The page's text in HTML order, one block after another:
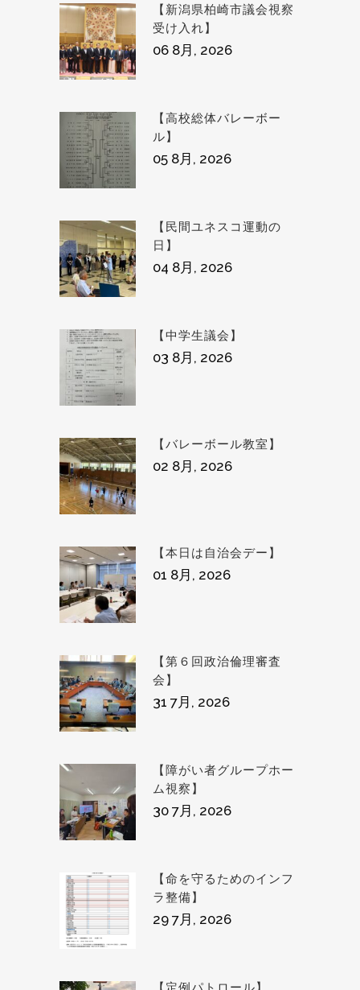
【新潟県柏崎市議会視察
受け入れ】
06 8月, 2026
【高校総体バレーボー
ル】
05 8月, 2026
【民間ユネスコ運動の
日】
04 8月, 2026
【中学生議会】
03 8月, 2026
【バレーボール教室】
02 8月, 2026
【本日は自治会デー】
01 8月, 2026
【第６回政治倫理審査
会】
31 7月, 2026
【障がい者グループホー
ム視察】
30 7月, 2026
【命を守るためのインフ
ラ整備】
29 7月, 2026